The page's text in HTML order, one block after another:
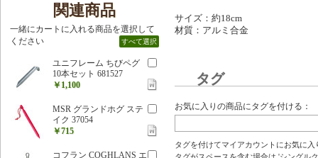
サイズ：約18cm
材質：アルミ合金
タグ
お気に入りの商品にタグを付ける：
タグを付けてマイアカウントにお気に
関連商品
一緒にカートに入れる商品を選択して
ください
すべて選択
ユニフレーム ちびペグ
10本セット 681527
￥1,100
MSR グランドホグ ステ
イク 37054
￥715
コフラン COGHLANS エ